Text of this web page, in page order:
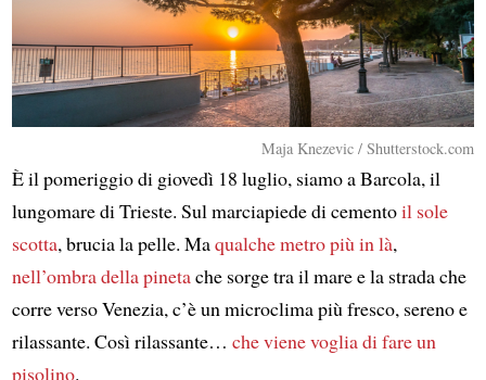
Maja Knezevic / Shutterstock.com
È il pomeriggio di giovedì 18 luglio, siamo a Barcola, il
lungomare di Trieste. Sul marciapiede di cementoil sole
scotta, brucia la pelle. Maqualche metro più in là,
nell’ombradella pinetache sorge tra il mare e la strada che
corre verso Venezia, c’è un microclima più fresco, sereno e
rilassante. Così rilassante… che viene voglia di fare un
pisolino.